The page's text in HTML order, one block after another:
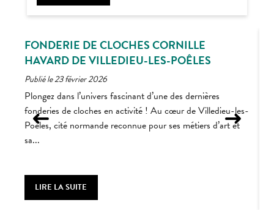
FONDERIE DE CLOCHES CORNILLE
HAVARD DE VILLEDIEU-LES-POÊLES
Publié le 23 février 2026
Plongez dans l’univers fascinant d’une des dernières
fonderies de cloches en activité ! Au cœur de Villedieu-les-
Poêles, cité normande reconnue pour ses métiers d’art et
sa...
LIRE LA SUITE